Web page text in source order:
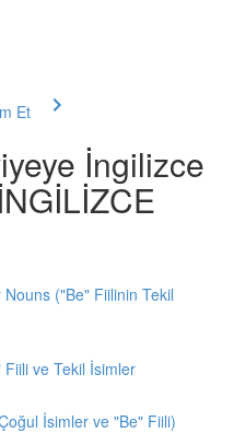
Et
İngilizce
("Be" Fiilinin Tekil
ve Tekil İsimler
İsimler ve "Be" Fiili)